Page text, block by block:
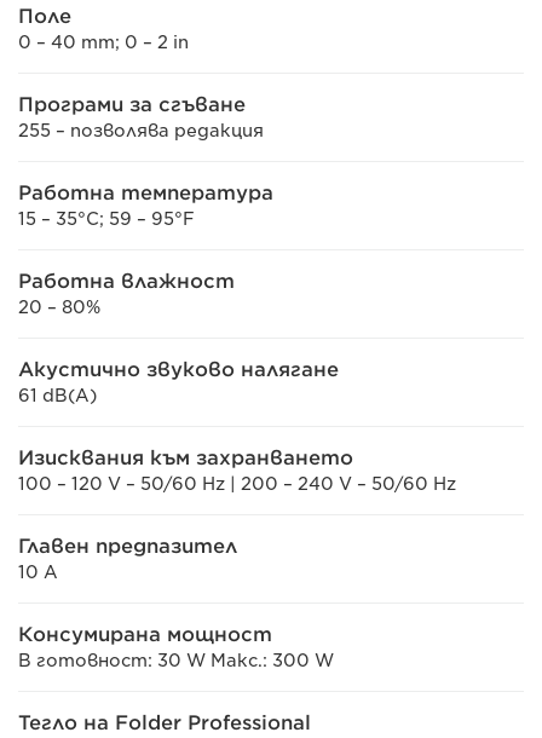
Поле
0 – 40 mm; 0 – 2 in
Програми за сгъване
255 – позволява редакция
Работна температура
15 – 35°C; 59 – 95°F
Работна влажност
20 – 80%
Акустично звуково налягане
61 dB(A)
Изисквания към захранването
100 – 120 V – 50/60 Hz | 200 – 240 V – 50/60 Hz
Главен предпазител
10 A
Консумирана мощност
В готовност: 30 W Макс.: 300 W
Тегло на Folder Professional